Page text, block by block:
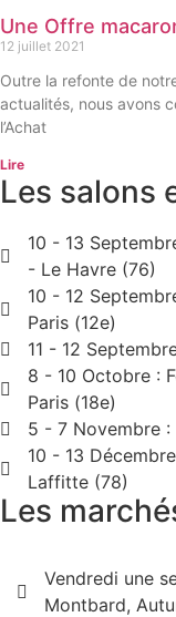
Une Offre
12 juillet 2021
Outre la refonte de
actualités, nous avons
l’Achat
Lire
Les salons
10 - 13
- Le Havre (76)
10 - 12
Paris (12e)
11 - 12
8 - 10 Octobre :
Paris (18e)
5 - 7 Novembre :
10 - 13
Laffitte (78)
Les
Vendredi une
Montbard,